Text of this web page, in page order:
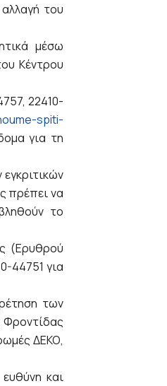
του
μέσω
Κέντρου
22410-
spiti-
για τη
πρέπει να
το
(Ερυθρού
44751 για
των
Φροντίδας
ΔΕΚΟ,
και